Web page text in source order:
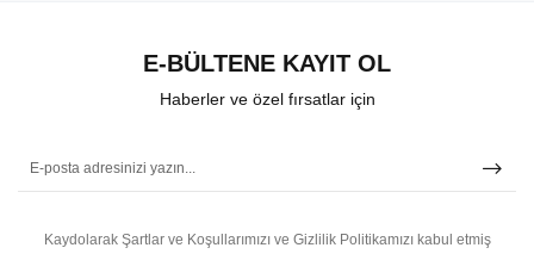
E-BÜLTENE KAYIT OL
Haberler ve özel fırsatlar için
Kaydolarak Şartlar ve Koşullarımızı ve Gizlilik Politikamızı kabul etmiş